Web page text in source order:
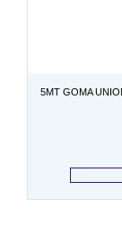
5MT GOMA